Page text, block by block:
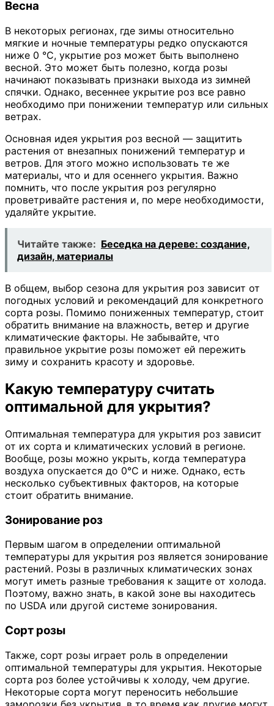
Весна
В некоторых регионах, где зимы относительно
мягкие и ночные температуры редко опускаются
ниже 0 °C, укрытие роз может быть выполнено
весной. Это может быть полезно, когда розы
начинают показывать признаки выхода из зимней
спячки. Однако, весеннее укрытие роз все равно
необходимо при понижении температур или сильных
ветрах.
Основная идея укрытия роз весной — защитить
растения от внезапных понижений температур и
ветров. Для этого можно использовать те же
материалы, что и для осеннего укрытия. Важно
помнить, что после укрытия роз регулярно
проветривайте растения и, по мере необходимости,
удаляйте укрытие.
Читайте также: Беседка на дереве: создание,
дизайн, материалы
В общем, выбор сезона для укрытия роз зависит от
погодных условий и рекомендаций для конкретного
сорта розы. Помимо пониженных температур, стоит
обратить внимание на влажность, ветер и другие
климатические факторы. Не забывайте, что
правильное укрытие розы поможет ей пережить
зиму и сохранить красоту и здоровье.
Какую температуру считать
оптимальной для укрытия?
Оптимальная температура для укрытия роз зависит
от их сорта и климатических условий в регионе.
Вообще, розы можно укрыть, когда температура
воздуха опускается до 0°C и ниже. Однако, есть
несколько субъективных факторов, на которые
стоит обратить внимание.
Зонирование роз
Первым шагом в определении оптимальной
температуры для укрытия роз является зонирование
растений. Розы в различных климатических зонах
могут иметь разные требования к защите от холода.
Поэтому, важно знать, в какой зоне вы находитесь
по USDA или другой системе зонирования.
Сорт розы
Также, сорт розы играет роль в определении
оптимальной температуры для укрытия. Некоторые
сорта роз более устойчивы к холоду, чем другие.
Некоторые сорта могут переносить небольшие